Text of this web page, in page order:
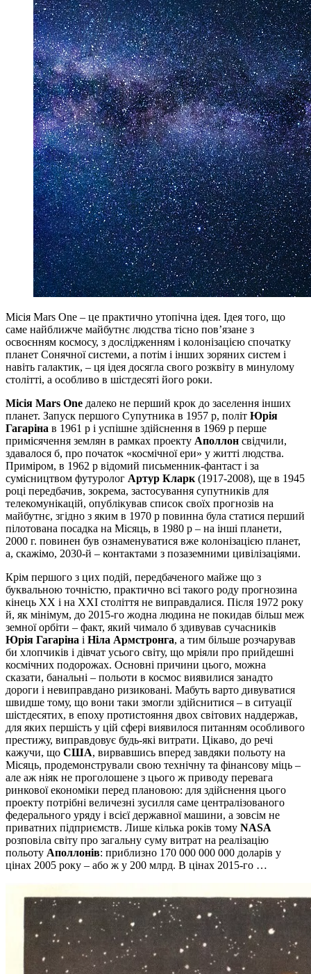
Місія Mars One – це практично утопічна ідея. Ідея того, що
саме найближче майбутнє людства тісно пов’язане з
освоєнням космосу, з дослідженням і колонізацією спочатку
планет Сонячної системи, а потім і інших зоряних систем і
навіть галактик, – ця ідея досягла свого розквіту в минулому
столітті, а особливо в шістдесяті його роки.
Місія Mars One далеко не перший крок до заселення інших
планет. Запуск першого Супутника в 1957 р, політ Юрія
Гагаріна в 1961 р і успішне здійснення в 1969 р перше
примісячення землян в рамках проекту Аполлон свідчили,
здавалося б, про початок «космічної ери» у житті людства.
Приміром, в 1962 р відомий письменник-фантаст і за
сумісництвом футуролог Артур Кларк (1917-2008), ще в 1945
році передбачив, зокрема, застосування супутників для
телекомунікацій, опублікував список своїх прогнозів на
майбутнє, згідно з яким в 1970 р повинна була статися перший
пілотована посадка на Місяць, в 1980 р – на інші планети,
2000 г. повинен був ознаменуватися вже колонізацією планет,
а, скажімо, 2030-й – контактами з позаземними цивілізаціями.
Крім першого з цих подій, передбаченого майже що з
буквальною точністю, практично всі такого роду прогнозина
кінець ХХ і на ХХI століття не виправдалися. Після 1972 року
й, як мінімум, до 2015-го жодна людина не покидав більш меж
земної орбіти – факт, який чимало б здивував сучасників
Юрія Гагаріна і Ніла Армстронга, а тим більше розчарував
би хлопчиків і дівчат усього світу, що мріяли про прийдешні
космічних подорожах. Основні причини цього, можна
сказати, банальні – польоти в космос виявилися занадто
дороги і невиправдано ризиковані. Мабуть варто дивуватися
швидше тому, що вони таки змогли здійснитися – в ​​ситуації
шістдесятих, в епоху протистояння двох світових наддержав,
для яких першість у цій сфері виявилося питанням особливого
престижу, виправдовує будь-які витрати. Цікаво, до речі
кажучи, що США, вирвавшись вперед завдяки польоту на
Місяць, продемонстрували свою технічну та фінансову міць –
але аж ніяк не проголошене з цього ж приводу перевага
ринкової економіки перед плановою: для здійснення цього
проекту потрібні величезні зусилля саме централізованого
федерального уряду і всієї державної машини, а зовсім не
приватних підприємств. Лише кілька років тому NASA
розповіла світу про загальну суму витрат на реалізацію
польоту Аполлонів: приблизно 170 000 000 000 доларів у
цінах 2005 року – або ж у 200 млрд. В цінах 2015-го …